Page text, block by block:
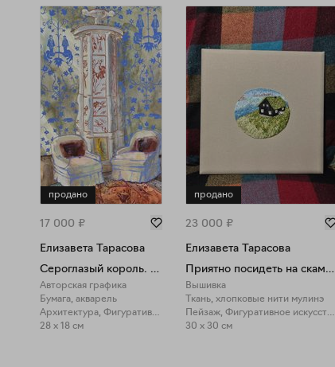
продано
17 000 ₽
Елизавета Тарасова
Сероглазый король. Вариант 5
Авторская графика
Бумага, акварель
Архитектура, Фигуративное искусство
28 x 18 см
продано
23 000 ₽
Елизавета Тарасова
Приятно посидеть на скамейке у моря
Вышивка
Ткань, хлопковые нити мулинэ
Пейзаж, Фигуративное искусство
30 x 30 см